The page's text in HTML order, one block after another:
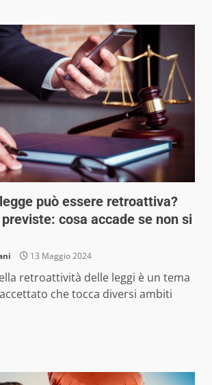
può essere retroattiva?
cosa accade se non si
13 Maggio 2024
retroattività delle leggi è un tema
che tocca diversi ambiti